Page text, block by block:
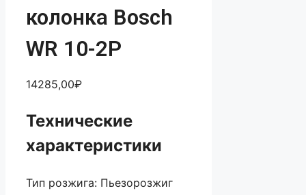
колонка Bosch
WR 10-2P
14285,00₽
Технические
характеристики
Тип розжига: Пьезорозжиг